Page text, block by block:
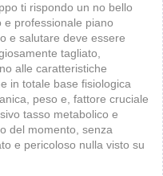
ti rispondo un no bello
professionale piano
e salutare deve essere
tagliato,
alle caratteristiche
in totale base fisiologica
peso e, fattore cruciale
tasso metabolico e
del momento, senza
e pericoloso nulla visto su